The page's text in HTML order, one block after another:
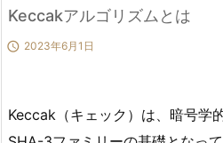
Keccakアルゴリズムとは
 2023年6月1日
Keccak（キェック）は、暗号学